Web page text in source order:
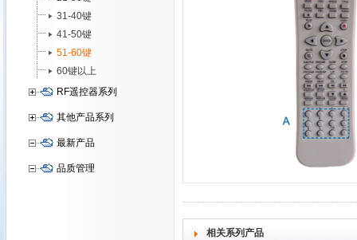
31-40键
41-50键
51-60键
60键以上
RF遥控器系列
其他产品系列
最新产品
品质管理
相关系列产品